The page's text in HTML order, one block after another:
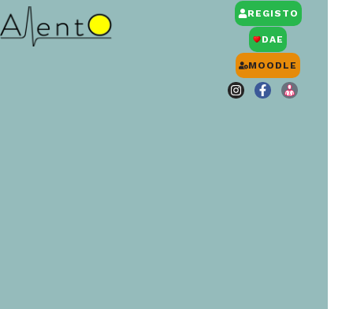
REGISTO
DAE
MOODLE